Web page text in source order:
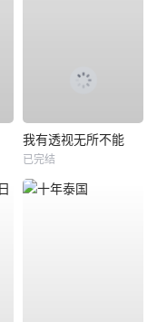
我有透视无所不能
已完结